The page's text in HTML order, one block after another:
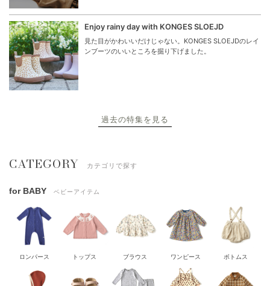
Enjoy rainy day with KONGES SLOEJD
見た目がかわいいだけじゃない。KONGES SLOEJDのレイ
ンブーツのいいところを掘り下げました。
過去の特集を見る
CATEGORY カテゴリで探す
for BABY ベビーアイテム
ロンパース トップス ブラウス ワンピース ボトムス